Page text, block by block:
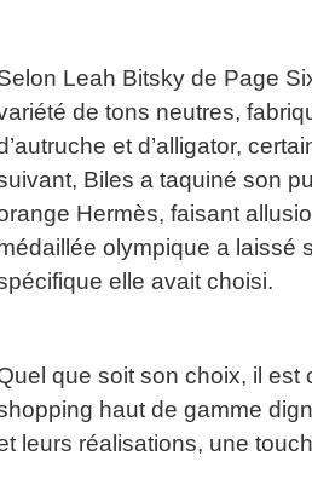
Leah Bitsky de Page
de tons neutres,
et d’alligator,
Biles a taquiné son
Hermès, faisant
olympique a laissé
elle avait choisi.
que soit son choix, il est
haut de gamme
leurs réalisations, une